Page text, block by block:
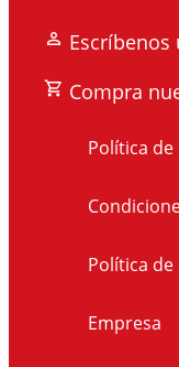
Escríbenos
Compra
Política
Política de
Empresa